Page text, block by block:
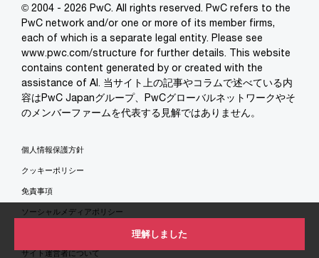
理解しました
© 2004 - 2026 PwC. All rights reserved. PwC refers to the
PwC network and/or one or more of its member firms,
each of which is a separate legal entity. Please see
www.pwc.com/structure for further details. This website
contains content generated by or created with the
assistance of AI. 当サイト上の記事やコラムで述べている内
容はPwC Japanグループ、PwCグローバルネットワークやそ
のメンバーファームを代表する見解ではありません。
個人情報保護方針
クッキーポリシー
免責事項
ソーシャルメディアポリシー
サイト運営者について